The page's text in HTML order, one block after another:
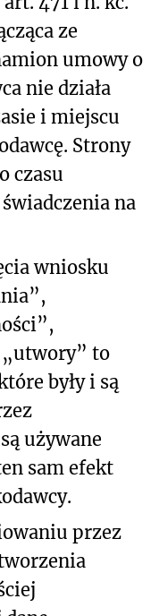
ze
umowy o
nie działa
i miejscu
Strony
czasu
na
wniosku
to
były i są
używane
sam efekt
przez